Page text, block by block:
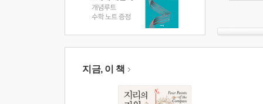
지금, 이 책